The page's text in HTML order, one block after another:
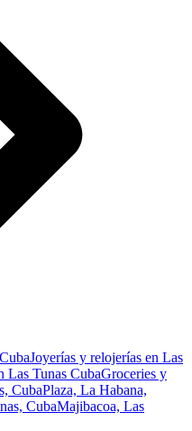
Joyerías y relojerías en Las
Las Tunas CubaGroceries y
CubaPlaza, La Habana,
CubaMajibacoa, Las